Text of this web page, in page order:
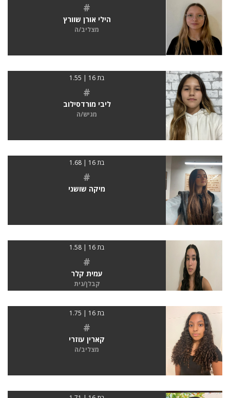
#
הילי אורן שוורץ
מצליב/ה
בת 16 | 1.55
#
ליבי מורדסילוב
מגיש/ה
בת 16 | 1.68
#
מיקה שושני
בת 16 | 1.58
#
עמית קלר
קבלן/נית
בת 16 | 1.75
#
קארין עוזרי
מצליב/ה